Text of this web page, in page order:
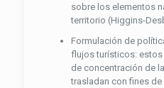
sobre los elementos
territorio (Higgins-
Formulación de
flujos turísticos:
de concentración de
trasladan con fines